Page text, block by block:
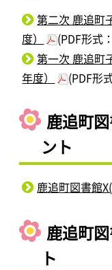
第二次 鹿追町
度）
(PDF形式
第一次 鹿追町
年度）
(PDF形
鹿追町
ント
鹿追町図書館
鹿追町
ト